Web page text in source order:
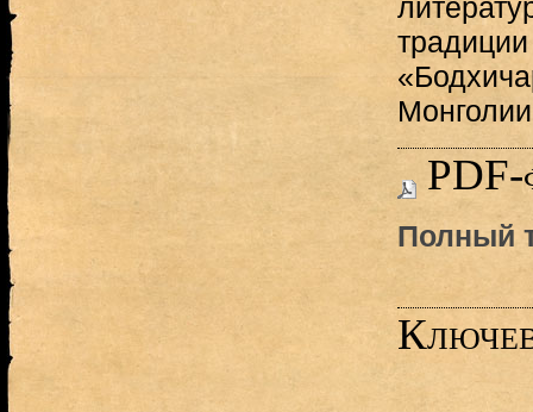
PDF-
Полный